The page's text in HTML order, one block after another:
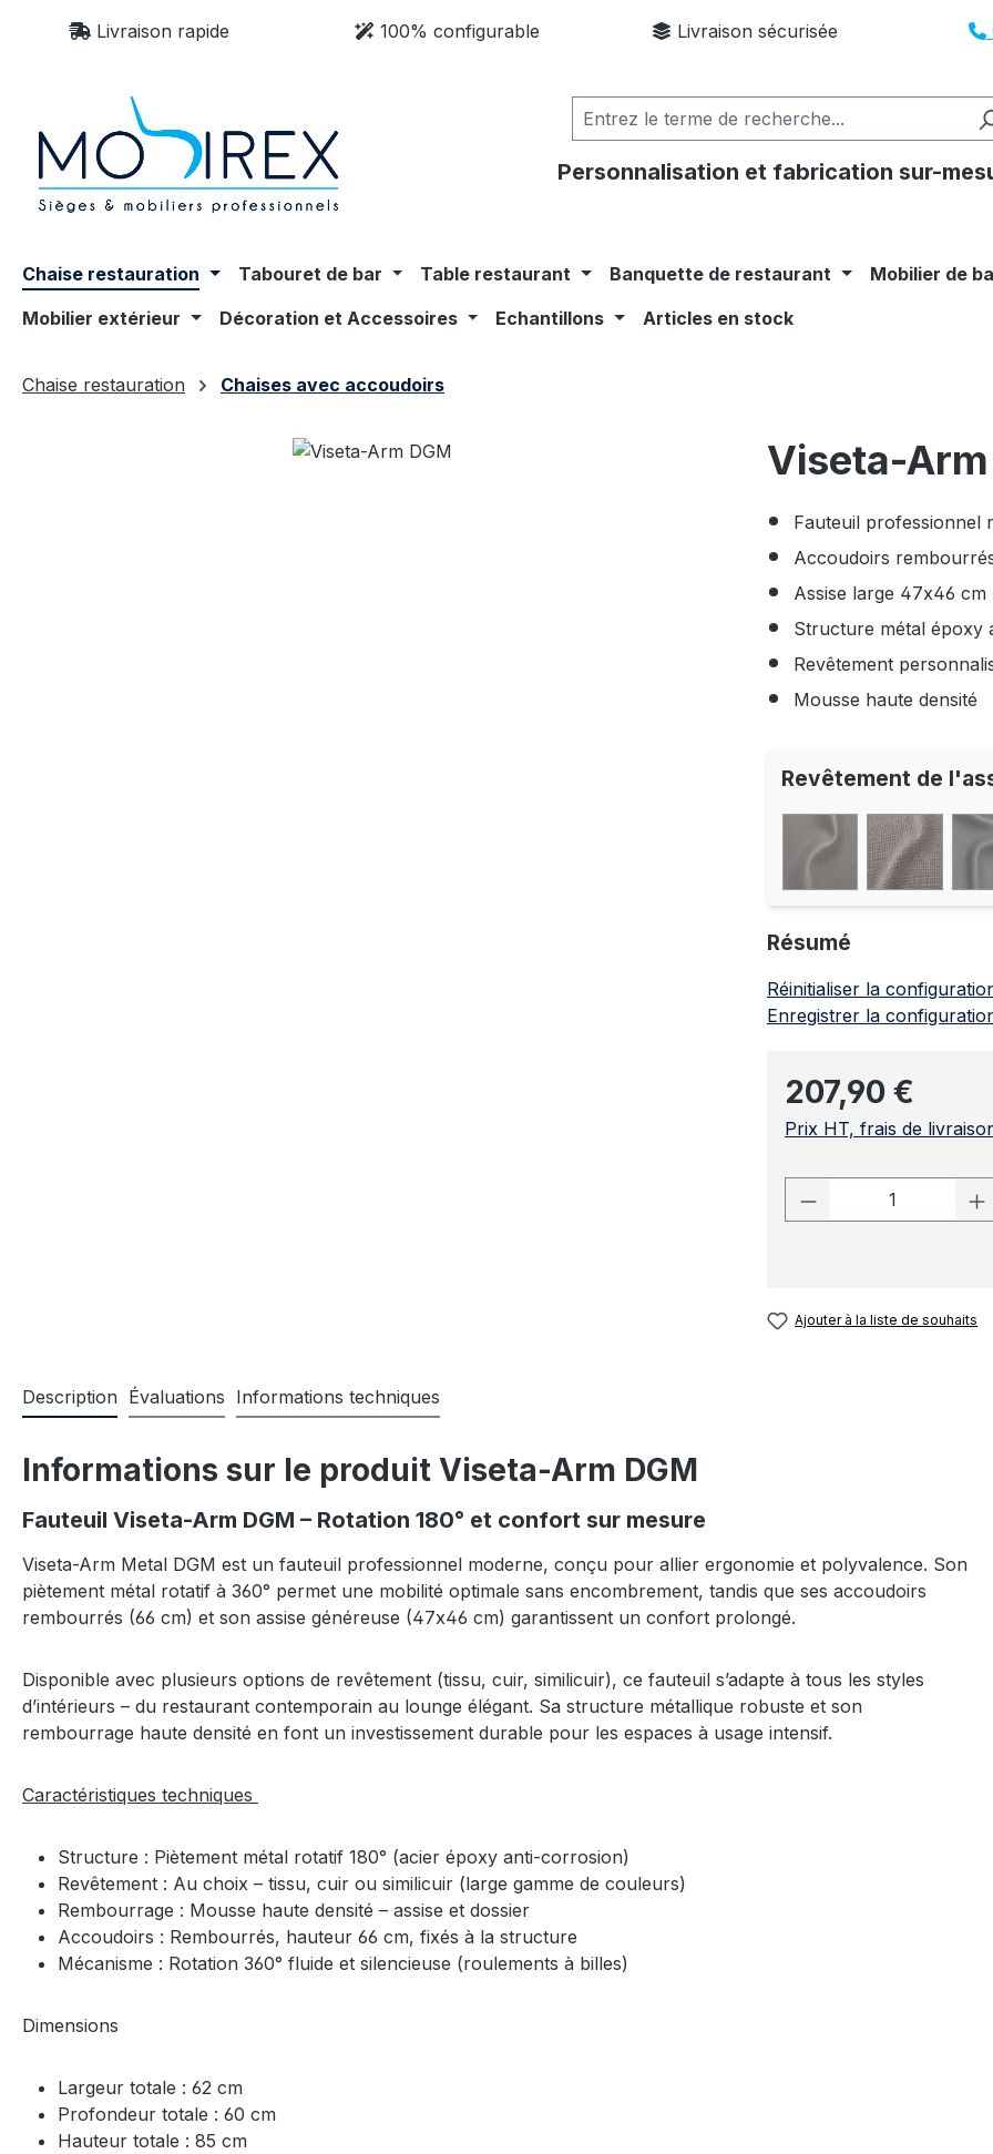
au contenu principal
Passer à la recherche
Passer à la navigation principale
Livraison rapide 100% configurable Livraison sécurisée
Personnalisation et fabrication sur-
Chaise restauration Tabouret de bar Table restaurant Banquette de restaurant Mobilier de
Mobilier extérieur
Décoration et Accessoires Echantillons Articles en stock
Chaise restauration
Chaises avec accoudoirs
Viseta-Arm
Fauteuil professionnel
Accoudoirs
Assise large 47x46
Structure métal époxy
Revêtement
Mousse haute densité
Revêtement de
Résumé
Réinitialiser la
Enregistrer la
Prix régulier :
207,90 €
Prix HT, frais de
Quantité de
Ajouter à la liste de souhaits
Description Évaluations Informations techniques
Informations sur le produit Viseta-Arm DGM
Fauteuil Viseta-Arm DGM – Rotation 180° et confort sur mesure
Viseta-Arm Metal DGM est un fauteuil professionnel moderne, conçu pour allier ergonomie et polyvalence. Son
piètement métal rotatif à 360° permet une mobilité optimale sans encombrement, tandis que ses accoudoirs
rembourrés (66 cm) et son assise généreuse (47x46 cm) garantissent un confort prolongé.
Disponible avec plusieurs options de revêtement (tissu, cuir, similicuir), ce fauteuil s’adapte à tous les styles
d’intérieurs – du restaurant contemporain au lounge élégant. Sa structure métallique robuste et son
rembourrage haute densité en font un investissement durable pour les espaces à usage intensif.
Caractéristiques techniques
Structure : Piètement métal rotatif 180° (acier époxy anti-corrosion)
Revêtement : Au choix – tissu, cuir ou similicuir (large gamme de couleurs)
Rembourrage : Mousse haute densité – assise et dossier
Accoudoirs : Rembourrés, hauteur 66 cm, fixés à la structure
Mécanisme : Rotation 360° fluide et silencieuse (roulements à billes)
Dimensions
Largeur totale : 62 cm
Profondeur totale : 60 cm
Hauteur totale : 85 cm